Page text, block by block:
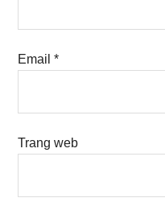
Email*
Trang web